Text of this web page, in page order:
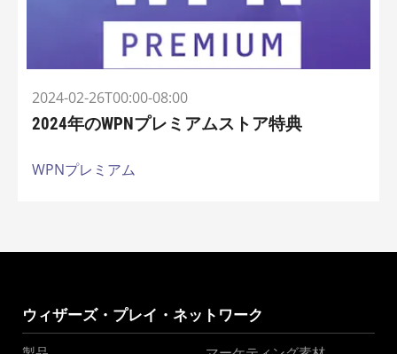
2024-02-26T00:00-08:00
2024年のWPNプレミアムストア特典
WPNプレミアム
ウィザーズ・プレイ・ネットワーク